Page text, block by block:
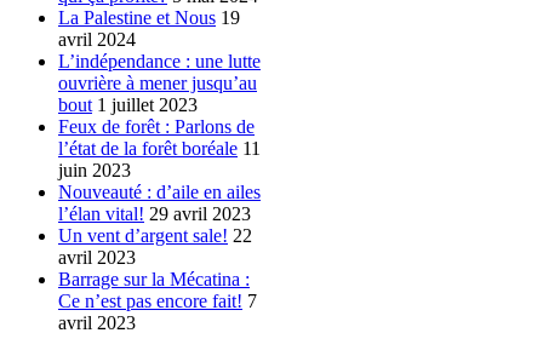
La Palestine et Nous 19
avril 2024
L’indépendance : une lutte
ouvrière à mener jusqu’au
bout 1 juillet 2023
Feux de forêt : Parlons de
l’état de la forêt boréale 11
juin 2023
Nouveauté : d’aile en ailes
l’élan vital! 29 avril 2023
Un vent d’argent sale! 22
avril 2023
Barrage sur la Mécatina :
Ce n’est pas encore fait! 7
avril 2023